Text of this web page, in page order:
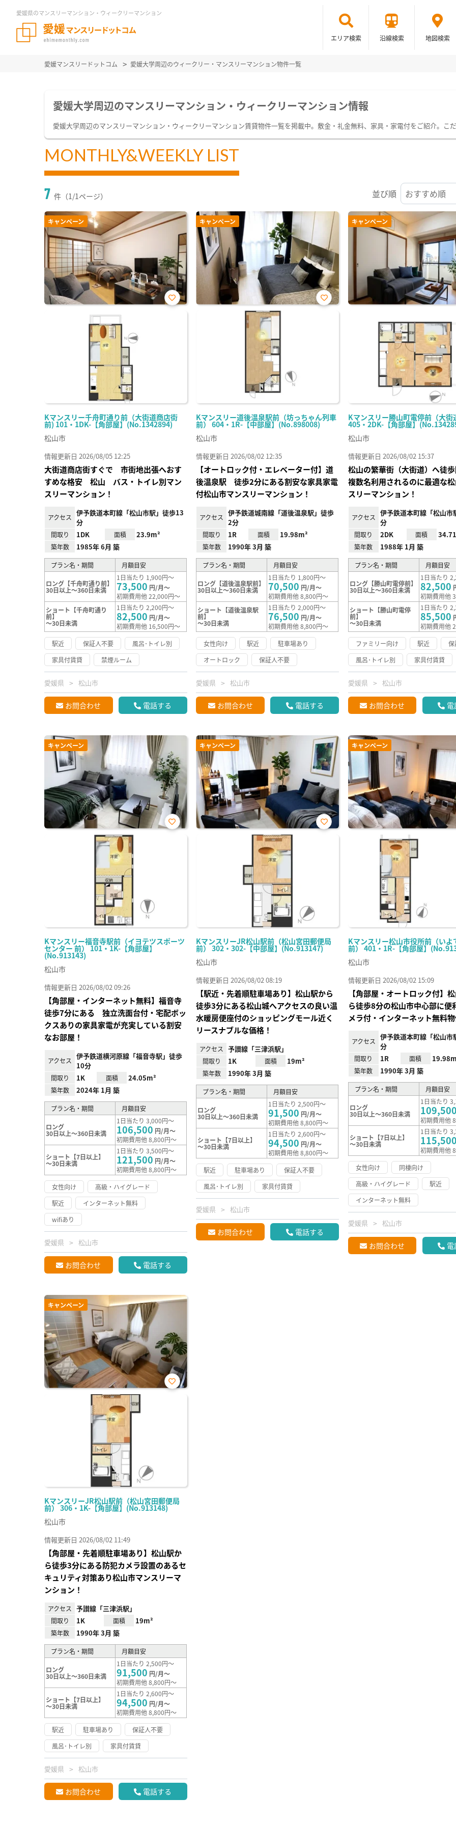
愛媛県のマンスリーマンション・ウィークリーマンション
エリア検索 沿線検索 地図検索
愛媛マンスリードットコム 愛媛大学周辺のウィークリー・マンスリーマンション物件一覧
愛媛大学周辺のマンスリーマンション・ウィークリーマンション情報
愛媛大学周辺のマンスリーマンション・ウィークリーマンション賃貸物件一覧を掲載中。敷金・礼金無料、家具・家電付をご紹介。こ
MONTHLY&WEEKLY LIST
7 件（1/1ページ） 並び順
キャンペーン
Kマンスリー千舟町通り前（大街道商店街
前) 101・1DK-【角部屋】(No.1342894)
お気
松山市
情報更新日 2026/08/05 12:25
大街道商店街すぐで 市街地出張へおす
すめな格安 松山 バス・トイレ別マン
スリーマンション！
アクセス
伊予鉄道本町線「松山市駅」徒歩13
分
間取り 1DK 面積 23.9m²
築年数 1985年 6月 築
プラン名・期間 月額目安
ロング【千舟町通り前】
30日以上～360日未満
1日当たり 1,900円～
73,500 円/月～
初期費用他 22,000円～
ショート【千舟町通り
前】
～30日未満
1日当たり 2,200円～
82,500 円/月～
初期費用他 16,500円～
駅近
保証人不要
風呂･トイレ別
家具付賃貸
禁煙ルーム
愛媛県 松山市
お問合わせ 電話する
キャンペーン
Kマンスリー道後温泉駅前（坊っちゃん列車
前） 604・1R-【中部屋】(No.898008)
お気
松山市
情報更新日 2026/08/02 12:35
【オートロック付・エレベーター付】道
後温泉駅 徒歩2分にある割安な家具家電
付松山市マンスリーマンション！
アクセス
伊予鉄道城南線「道後温泉駅」徒歩
2分
間取り 1R 面積 19.98m²
築年数 1990年 3月 築
プラン名・期間 月額目安
ロング【道後温泉駅前】
30日以上～360日未満
1日当たり 1,800円～
70,500 円/月～
初期費用他 8,800円～
ショート【道後温泉駅
前】
～30日未満
1日当たり 2,000円～
76,500 円/月～
初期費用他 8,800円～
女性向け
駅近
駐車場あり
オートロック
保証人不要
愛媛県 松山市
お問合わせ 電話する
キャンペーン
Kマンスリー勝山町電停前（大街
405・2DK-【角部屋】
松山市
情報更新日 2026/08/02 15:37
松山の繁華街（大街道）へ徒
複数名利用されるのに最適な
スリーマンション！
アクセス
伊予鉄道本町線「松山市
分
間取り 2DK 面積
築年数 1988年 1月 築
プラン名・期間 月額目安
ロング【勝山町電停前】
30日以上～360日未満
1日当たり
82,500
初期費用他
ショート【勝山町電停
前】
～30日未満
1日当たり
85,500
初期費用他
ファミリー向け
駅近
保
風呂･トイレ別
家具付賃貸
愛媛県 松山市
お問合わせ 電
キャンペーン
Kマンスリー福音寺駅前（イヨテツスポーツ
センター 前） 101・1K-【角部屋】
(No.913143)
お気
松山市
情報更新日 2026/08/02 09:26
【角部屋・インターネット無料】福音寺
徒歩7分にある 独立洗面台付・宅配ボッ
クスありの家具家電が充実している割安
なお部屋！
アクセス
伊予鉄道横河原線「福音寺駅」徒歩
10分
間取り 1K 面積 24.05m²
築年数 2024年 1月 築
プラン名・期間 月額目安
ロング
30日以上～360日未満
1日当たり 3,000円～
106,500 円/月～
初期費用他 8,800円～
ショート【7日以上】
～30日未満
1日当たり 3,500円～
121,500 円/月～
初期費用他 8,800円～
女性向け
高級・ハイグレード
駅近
インターネット無料
wifiあり
愛媛県 松山市
お問合わせ 電話する
キャンペーン
KマンスリーJR松山駅前（松山宮田郵便局
前） 302・302-【中部屋】(No.913147)
お気
松山市
情報更新日 2026/08/02 08:19
【駅近・先着順駐車場あり】松山駅から
徒歩3分にある松山城へアクセスの良い温
水暖房便座付のショッピングモール近く
リースナブルな価格！
アクセス 予讃線「三津浜駅」
間取り 1K 面積 19m²
築年数 1990年 3月 築
プラン名・期間 月額目安
ロング
30日以上～360日未満
1日当たり 2,500円～
91,500 円/月～
初期費用他 8,800円～
ショート【7日以上】
～30日未満
1日当たり 2,600円～
94,500 円/月～
初期費用他 8,800円～
駅近
駐車場あり
保証人不要
風呂･トイレ別
家具付賃貸
愛媛県 松山市
お問合わせ 電話する
キャンペーン
Kマンスリー松山市役所前（いよ
前） 401・1R-【角部屋】
松山市
情報更新日 2026/08/02 15:09
【角部屋・オートロック付】
ら徒歩8分の松山市中心部に便
メラ付・インターネット無料物
アクセス
伊予鉄道本町線「松山市
分
間取り 1R 面積
築年数 1990年 3月 築
プラン名・期間 月額目安
ロング
30日以上～360日未満
1日当たり
109,500
初期費用他
ショート【7日以上】
～30日未満
1日当たり
115,500
初期費用他
女性向け
同棲向け
高級・ハイグレード
駅近
インターネット無料
愛媛県 松山市
お問合わせ 電
キャンペーン
KマンスリーJR松山駅前（松山宮田郵便局
前） 306・1K-【角部屋】(No.913148)
お気
松山市
情報更新日 2026/08/02 11:49
【角部屋・先着順駐車場あり】松山駅か
ら徒歩3分にある防犯カメラ設置のあるセ
キュリティ対策あり松山市マンスリーマ
ンション！
アクセス 予讃線「三津浜駅」
間取り 1K 面積 19m²
築年数 1990年 3月 築
プラン名・期間 月額目安
ロング
30日以上～360日未満
1日当たり 2,500円～
91,500 円/月～
初期費用他 8,800円～
ショート【7日以上】
～30日未満
1日当たり 2,600円～
94,500 円/月～
初期費用他 8,800円～
駅近
駐車場あり
保証人不要
風呂･トイレ別
家具付賃貸
愛媛県 松山市
お問合わせ 電話する